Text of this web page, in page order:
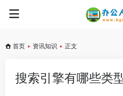
首页 • 资讯知识 • 正文
搜索引擎有哪些类